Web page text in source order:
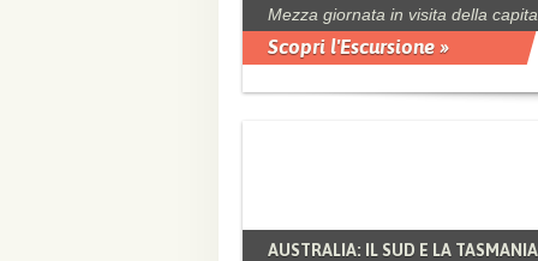
Mezza giornata in visita della
Scopri l'Escursione »
AUSTRALIA: IL SUD E LA TASMANIA